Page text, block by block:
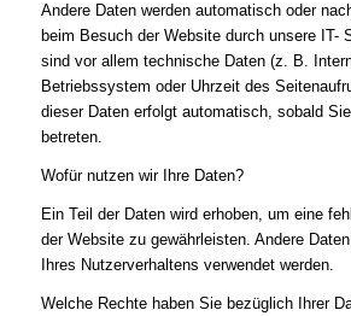
Andere Daten werden automatisch oder
beim Besuch der Website durch unsere IT-
sind vor allem technische Daten (z. B.
Betriebssystem oder Uhrzeit des
dieser Daten erfolgt automatisch, sobald
betreten.
Wofür nutzen wir Ihre Daten?
Ein Teil der Daten wird erhoben, um eine
der Website zu gewährleisten. Andere
Ihres Nutzerverhaltens verwendet werden.
Welche Rechte haben Sie bezüglich Ihrer